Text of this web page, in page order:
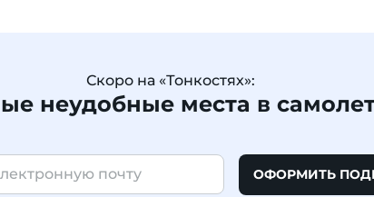
Скоро на «Тонкостях»:
неудобные места в
ОФОРМИТЬ